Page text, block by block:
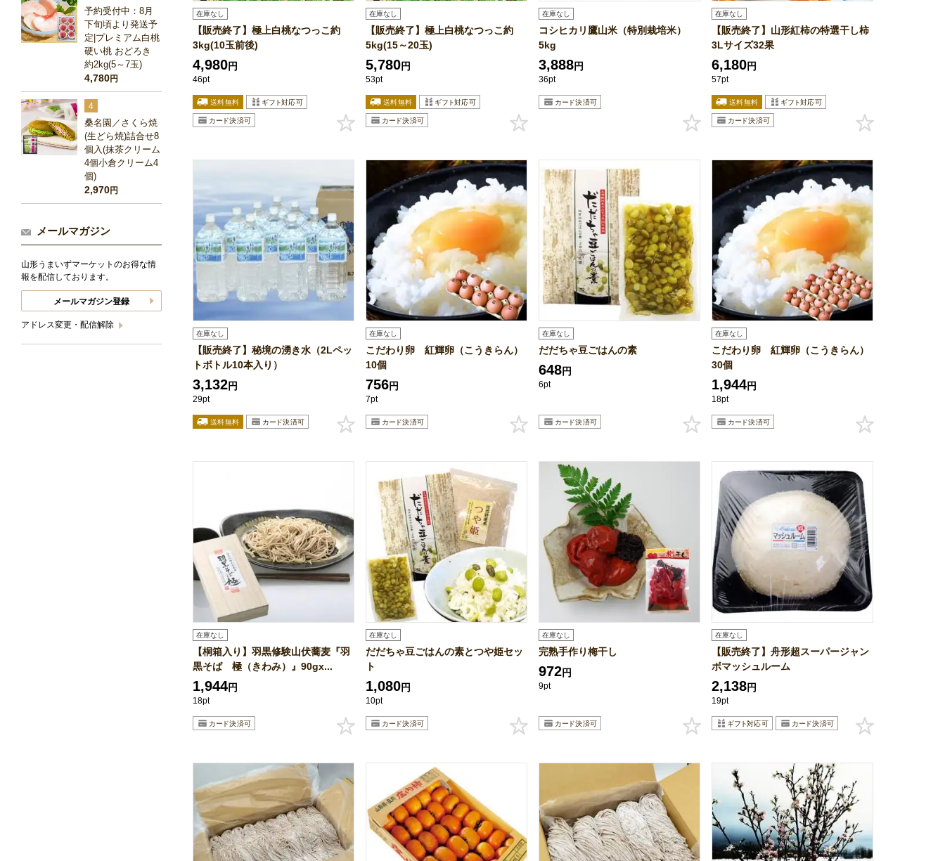
在庫なし
【販売終了】極上白桃なつっこ約
3kg(10玉前後)
4,980円
46pt
在庫なし
【販売終了】極上白桃なつっこ約
5kg(15～20玉)
5,780円
53pt
在庫なし
コシヒカリ鷹山米（特別栽培米）
5kg
3,888円
36pt
在庫なし
【販売終了】山形紅柿の特選干し柿
3Lサイズ32果
6,180円
57pt
在庫なし
【販売終了】秘境の湧き水（2Lペッ
トボトル10本入り）
3,132円
29pt
在庫なし
こだわり卵 紅輝卵（こうきらん）
10個
756円
7pt
在庫なし
だだちゃ豆ごはんの素
648円
6pt
在庫なし
こだわり卵 紅輝卵（こうきらん）
30個
1,944円
18pt
在庫なし
【桐箱入り】羽黒修験山伏蕎麦『羽
黒そば 極（きわみ）』90gx...
1,944円
18pt
在庫なし
だだちゃ豆ごはんの素とつや姫セッ
ト
1,080円
10pt
在庫なし
完熟手作り梅干し
972円
9pt
在庫なし
【販売終了】舟形超スーパージャン
ボマッシュルーム
2,138円
19pt
予約受付中：8月
下旬頃より発送予
定|プレミアム白桃
硬い桃 おどろき
約2kg(5～7玉)
4,780円
4
桑名園／さくら焼
(生どら焼)詰合せ8
個入(抹茶クリーム
4個小倉クリーム4
個)
2,970円
メールマガジン
山形うまいずマーケットのお得な情
報を配信しております。
メールマガジン登録
アドレス変更・配信解除